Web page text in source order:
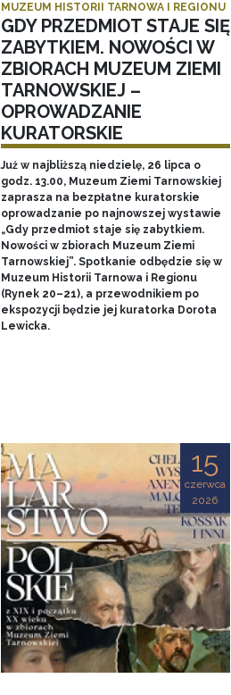
MUZEUM HISTORII TARNOWA I REGIONU
GDY PRZEDMIOT STAJE SIĘ
ZABYTKIEM. NOWOŚCI W
ZBIORACH MUZEUM ZIEMI
TARNOWSKIEJ –
OPROWADZANIE
KURATORSKIE
Już w najbliższą niedzielę, 26 lipca o
godz. 13.00, Muzeum Ziemi Tarnowskiej
zaprasza na bezpłatne kuratorskie
oprowadzanie po najnowszej wystawie
„Gdy przedmiot staje się zabytkiem.
Nowości w zbiorach Muzeum Ziemi
Tarnowskiej”. Spotkanie odbędzie się w
Muzeum Historii Tarnowa i Regionu
(Rynek 20–21), a przewodnikiem po
ekspozycji będzie jej kuratorka Dorota
Lewicka.
15
czerwca
2026